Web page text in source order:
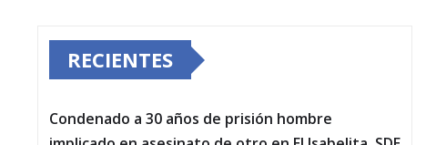
RECIENTES
Condenado a 30 años de prisión hombre